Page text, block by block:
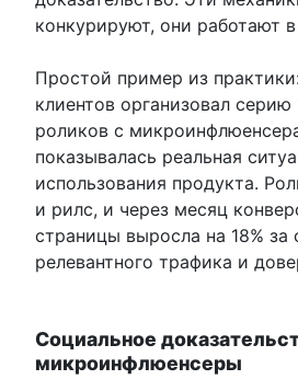
конкурируют, они работают в
Простой пример из
клиентов организовал серию
роликов с
показывалась реальная
использования продукта.
и рилс, и через месяц
страницы выросла на 18% за
релевантного трафика и
Социальное
микроинфлюенсеры